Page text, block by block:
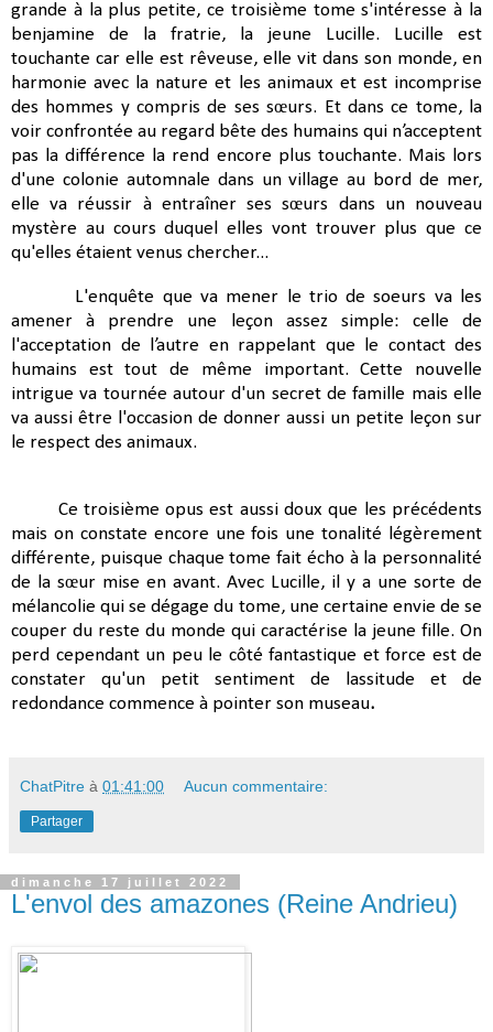
grande à la plus petite, ce troisième tome s'intéresse à la
benjamine de la fratrie, la jeune Lucille.
Lucille est
touchante car elle est rêveuse, elle vit dans son monde, en
harmonie avec la nature et les animaux et est incomprise
des hommes y compris de ses sœurs. Et dans ce tome, la
voir confrontée au regard bête des humains qui n’acceptent
pas la différence la rend encore plus touchante. Mais lors
d'une colonie automnale dans un village au bord de mer,
elle va réussir à entraîner ses sœurs dans un nouveau
mystère au cours duquel elles vont trouver plus que ce
qu'elles étaient venus chercher...
L'enquête que va mener le trio de soeurs va les
amener à prendre une leçon assez simple: celle de
l'acceptation de l’autre en rappelant que le contact des
humains est tout de même important. Cette nouvelle
intrigue va tournée autour d'un secret de famille mais elle
va aussi être l'occasion de donner aussi un petite leçon sur
le respect des animaux.
Ce troisième opus est aussi doux que les précédents
mais on constate encore une fois une tonalité légèrement
différente, puisque chaque tome fait écho à la personnalité
de la sœur mise en avant. Avec Lucille, il y a une sorte de
mélancolie qui se dégage du tome, une certaine envie de se
couper du reste du monde qui caractérise la jeune fille. On
perd cependant un peu le côté fantastique et force est de
constater qu'un petit sentiment de lassitude et de
redondance commence à pointer son museau.
ChatPitre à 01:41:00 Aucun commentaire:
Partager
dimanche 17 juillet 2022
L'envol des amazones (Reine Andrieu)